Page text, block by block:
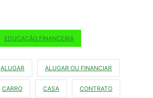
EDUCAÇÃO FINANCEIRA
ALUGAR ALUGAR OU FINANCIAR
CARRO CASA CONTRATO